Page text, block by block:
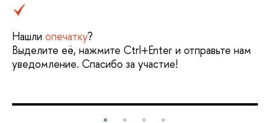
Нашли опечатку?
Выделите её, нажмите Ctrl+Enter и отправьте нам
уведомление. Спасибо за участие!